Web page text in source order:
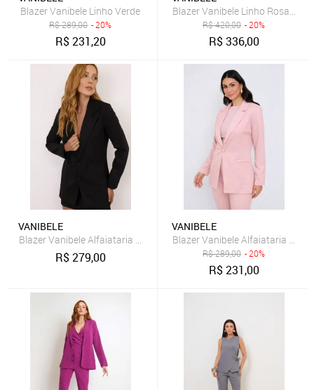
Blazer Vanibele Linho Verde
R$289,00 - 20%
R$231,20
Blazer Vanibele Linho Rosa
R$420,00 - 20%
R$336,00
VANIBELE
Blazer Vanibele Alfaiataria Preto
R$279,00
VANIBELE
Blazer Vanibele Alfaiataria Rosê
R$289,00 - 20%
R$231,00